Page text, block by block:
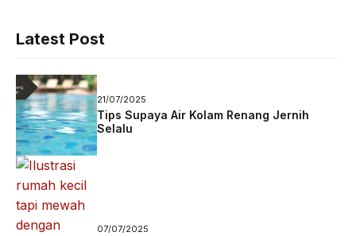
Latest Post
21/07/2025
Tips Supaya Air Kolam Renang Jernih
Selalu
07/07/2025